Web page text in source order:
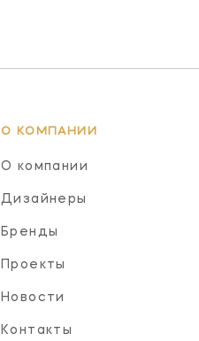
О КОМПАНИИ
О компании
Дизайнеры
Бренды
Проекты
Новости
Контакты